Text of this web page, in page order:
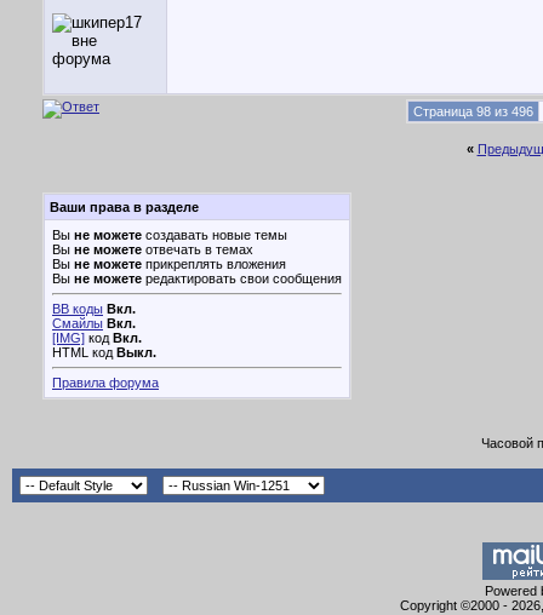
Страница 98 из 496
«
Ваши права в разделе
Вы не можете создавать новые темы
Вы не можете отвечать в темах
Вы не можете прикреплять вложения
Вы не можете редактировать свои сообщения
BB коды Вкл.
Смайлы Вкл.
[IMG] код Вкл.
HTML код Выкл.
Правила форума
Часовой
Powered
Copyright ©2000 -